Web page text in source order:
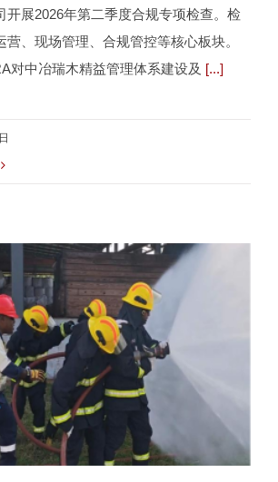
高度认可
开展2026年第二季度合规专项检查。检
、现场管理、合规管控等核心板块。
对中冶瑞木精益管理体系建设及 [...]